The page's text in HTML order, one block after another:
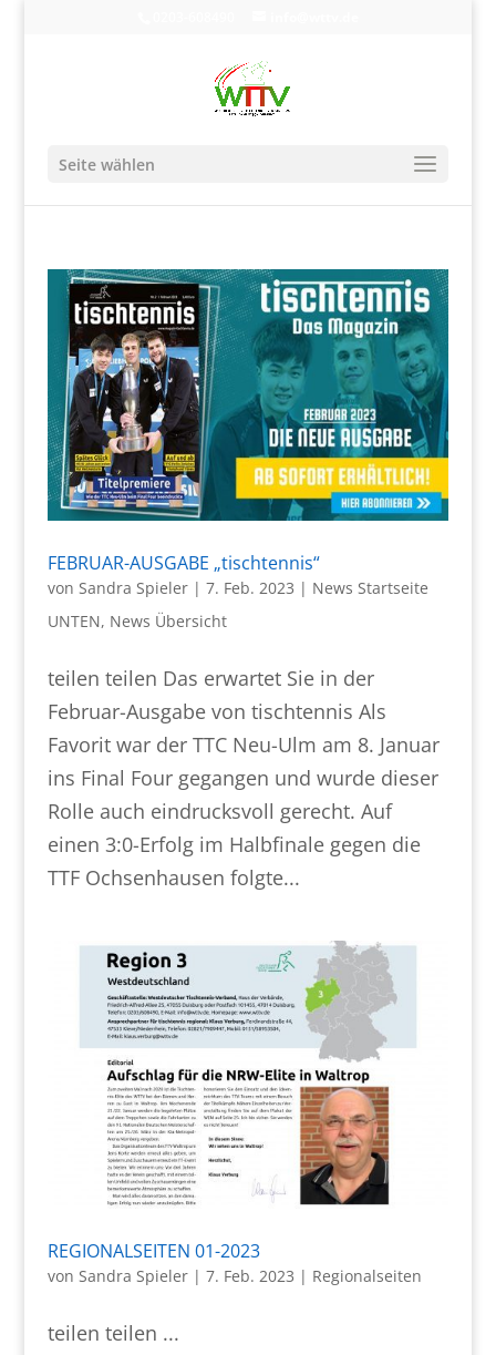
Seite wählen
FEBRUAR-AUSGABE „tischtennis“
von Sandra Spieler| 7. Feb. 2023 | News Startseite
UNTEN, News Übersicht
teilen teilen Das erwartet Sie in der
Februar-Ausgabe von tischtennis Als
Favorit war der TTC Neu-Ulm am 8. Januar
ins Final Four gegangen und wurde dieser
Rolle auch eindrucksvoll gerecht. Auf
einen 3:0-Erfolg im Halbfinale gegen die
TTF Ochsenhausen folgte...
REGIONALSEITEN 01-2023
von Sandra Spieler| 7. Feb. 2023 | Regionalseiten
teilen teilen ...